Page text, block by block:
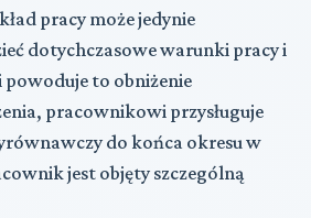
pracy może jedynie
dotychczasowe warunki pracy i
powoduje to obniżenie
pracownikowi przysługuje
do końca okresu w
jest objęty szczególną